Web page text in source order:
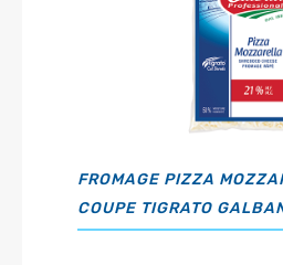
FROMAGE PIZZA
COUPE TIGRATO